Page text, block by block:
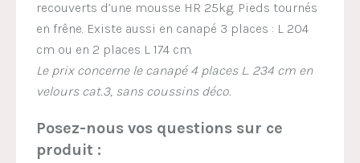
recouverts d’une mousse HR 25kg. Pieds tournés
en frêne. Existe aussi en canapé 3 places : L 204
cm ou en 2 places L 174 cm.
Le prix concerne le canapé 4 places L. 234 cm en
velours cat.3, sans coussins déco.
Posez-nous vos questions sur ce
produit :